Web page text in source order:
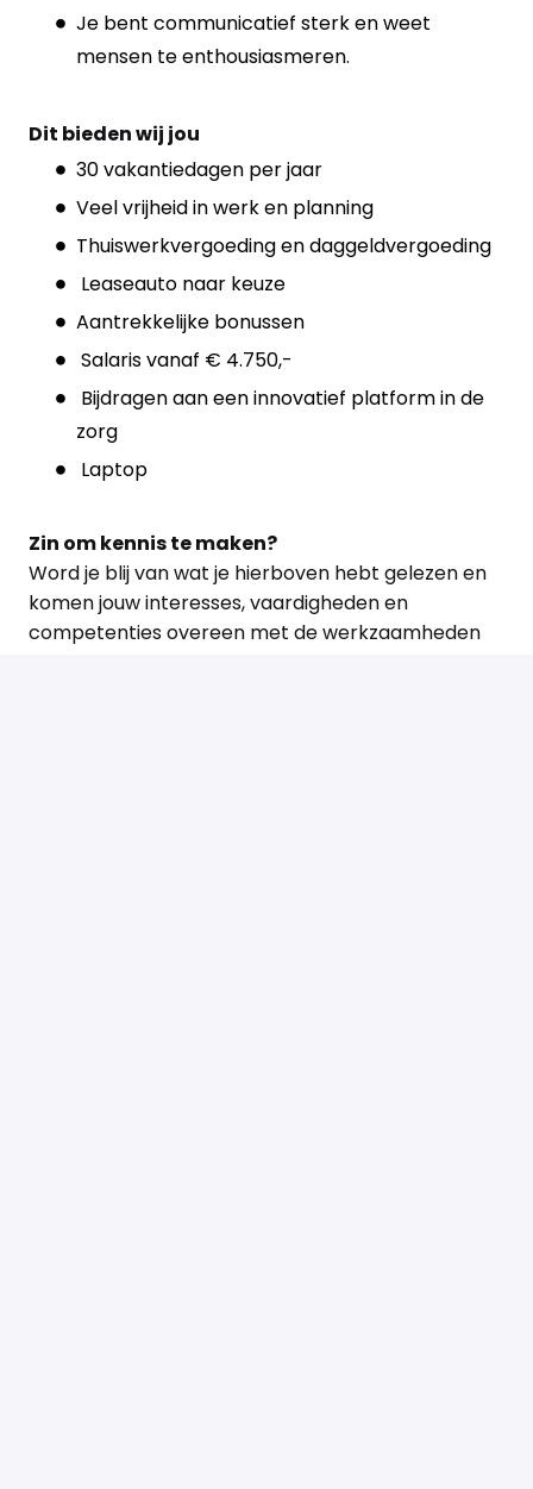
Je bent communicatief sterk en weet
mensen te enthousiasmeren.
Dit bieden wij jou
30 vakantiedagen per jaar
Veel vrijheid in werk en planning
Thuiswerkvergoeding en daggeldvergoeding
Leaseauto naar keuze
Aantrekkelijke bonussen
Salaris vanaf € 4.750,-
Bijdragen aan een innovatief platform in de
zorg
Laptop
Zin om kennis te maken?
Word je blij van wat je hierboven hebt gelezen en
komen jouw interesses, vaardigheden en
competenties overeen met de werkzaamheden